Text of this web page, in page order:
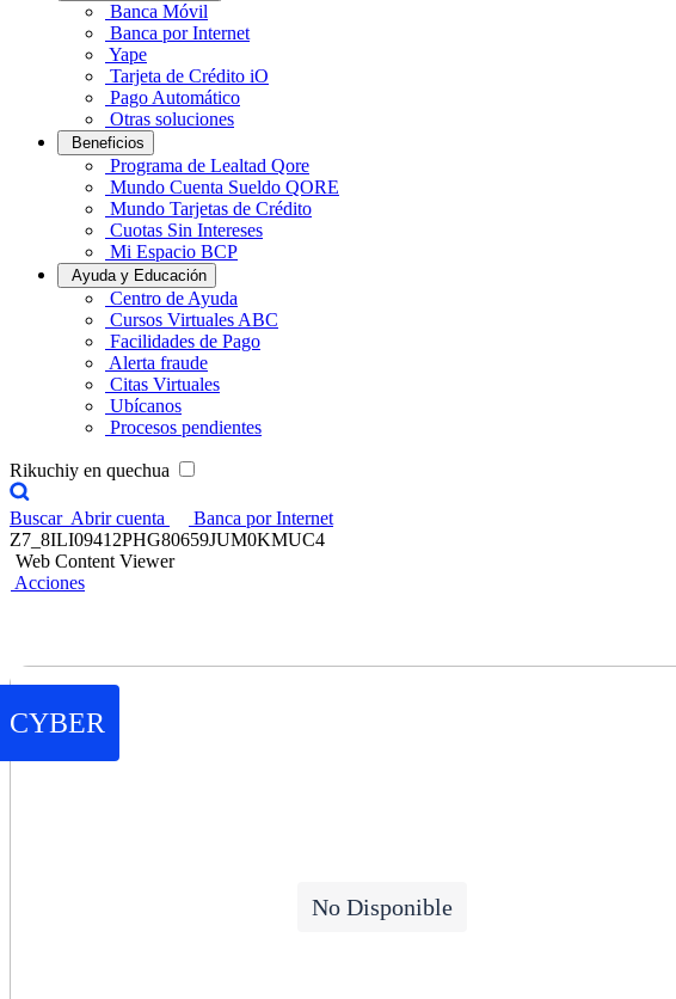
Banca Móvil
Banca por Internet
Yape
Tarjeta de Crédito iO
Pago Automático
Otras soluciones
Beneficios
Programa de Lealtad Qore
Mundo Cuenta Sueldo QORE
Mundo Tarjetas de Crédito
Cuotas Sin Intereses
Mi Espacio BCP
Ayuda y Educación
Centro de Ayuda
Cursos Virtuales ABC
Facilidades de Pago
Alerta fraude
Citas Virtuales
Ubícanos
Procesos pendientes
Rikuchiy en quechua
Buscar Abrir cuenta
Banca por Internet
Z7_8ILI09412PHG80659JUM0KMUC4
Web Content Viewer
Acciones
CYBER
No Disponible